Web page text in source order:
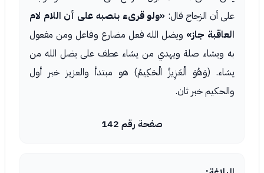
على أن الزجاج قال: «ولو قرىء بنصبه على أن اللام لام
العاقبة جاز» ويضل الله فعل مضارع وفاعل ومن مفعول
به ويشاء صلة ويهدي من يشاء عطف على يضل الله من
يشاء. (وَهُوَ الْعَزِيزُ الْحَكِيمُ) هو مبتدأ والعزيز خبر أول
والحكيم خبر ثان.
صفحة رقم 142